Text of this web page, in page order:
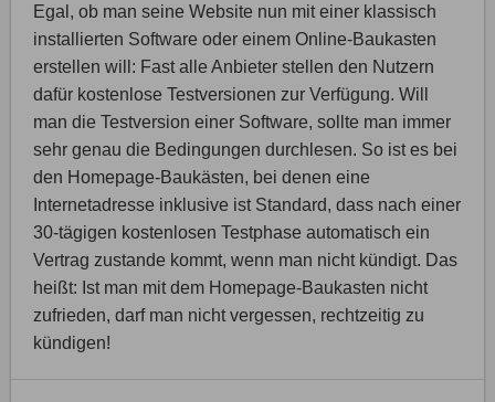
Egal, ob man seine Website nun mit einer klassisch
installierten Software oder einem Online-Baukasten
erstellen will: Fast alle Anbieter stellen den Nutzern
dafür kostenlose Testversionen zur Verfügung. Will
man die Testversion einer Software, sollte man immer
sehr genau die Bedingungen durchlesen. So ist es bei
den Homepage-Baukästen, bei denen eine
Internetadresse inklusive ist Standard, dass nach einer
30-tägigen kostenlosen Testphase automatisch ein
Vertrag zustande kommt, wenn man nicht kündigt. Das
heißt: Ist man mit dem Homepage-Baukasten nicht
zufrieden, darf man nicht vergessen, rechtzeitig zu
kündigen!